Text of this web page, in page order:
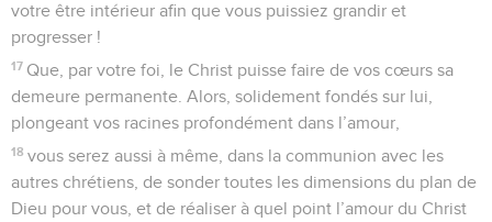
votre être intérieur afin que vous puissiez grandir et
progresser !
17 Que, par votre foi, le Christ puisse faire de vos cœurs sa
demeure permanente. Alors, solidement fondés sur lui,
plongeant vos racines profondément dans l’amour,
18 vous serez aussi à même, dans la communion avec les
autres chrétiens, de sonder toutes les dimensions du plan de
Dieu pour vous, et de réaliser à quel point l’amour du Christ